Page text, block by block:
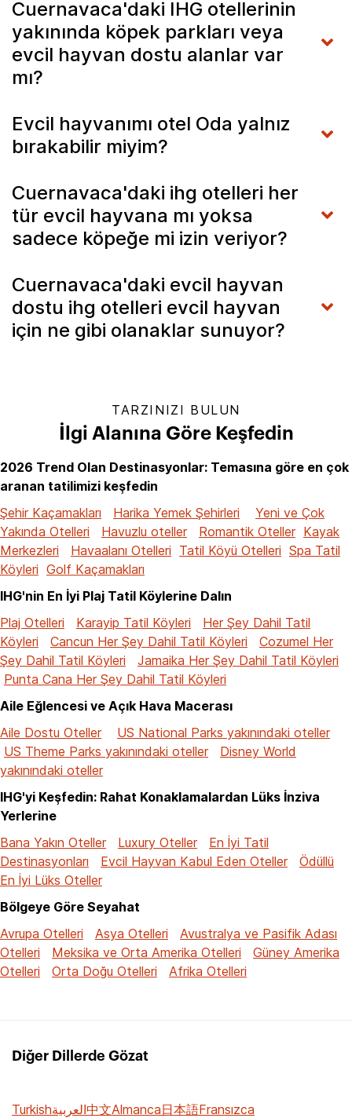
Cuernavaca'daki IHG otellerinin
yakınında köpek parkları veya
evcil hayvan dostu alanlar var
mı?
Evcil hayvanımı otel Oda yalnız
bırakabilir miyim?
Cuernavaca'daki ihg otelleri her
tür evcil hayvana mı yoksa
sadece köpeğe mi izin veriyor?
Cuernavaca'daki evcil hayvan
dostu ihg otelleri evcil hayvan
için ne gibi olanaklar sunuyor?
TARZINIZI BULUN
İlgi Alanına Göre Keşfedin
2026 Trend Olan Destinasyonlar: Temasına göre en çok
aranan tatilimizi keşfedin
Şehir Kaçamakları
Harika Yemek Şehirleri
Yeni ve Çok
Yakında Otelleri
Havuzlu oteller Romantik Oteller Kayak
Merkezleri
Havaalanı Otelleri Tatil Köyü Otelleri Spa Tatil
Köyleri Golf Kaçamakları
IHG'nin En İyi Plaj Tatil Köylerine Dalın
Plaj Otelleri
Karayip Tatil Köyleri
Her Şey Dahil Tatil
Köyleri
Cancun Her Şey Dahil Tatil Köyleri
Cozumel Her
Şey Dahil Tatil Köyleri
Jamaika Her Şey Dahil Tatil Köyleri
Punta Cana Her Şey Dahil Tatil Köyleri
Aile Eğlencesi ve Açık Hava Macerası
Aile Dostu Oteller
US National Parks yakınındaki oteller
US Theme Parks yakınındaki oteller
Disney World
yakınındaki oteller
IHG'yi Keşfedin: Rahat Konaklamalardan Lüks İnziva
Yerlerine
Bana Yakın Oteller
Luxury Oteller
En İyi Tatil
Destinasyonları
Evcil Hayvan Kabul Eden Oteller
Ödüllü
En İyi Lüks Oteller
Bölgeye Göre Seyahat
Avrupa Otelleri
Asya Otelleri
Avustralya ve Pasifik Adası
Otelleri
Meksika ve Orta Amerika Otelleri
Güney Amerika
Otelleri
Orta Doğu Otelleri Afrika Otelleri
Diğer Dillerde Gözat
Turkishالعربية中文Almanca日本語Fransızca